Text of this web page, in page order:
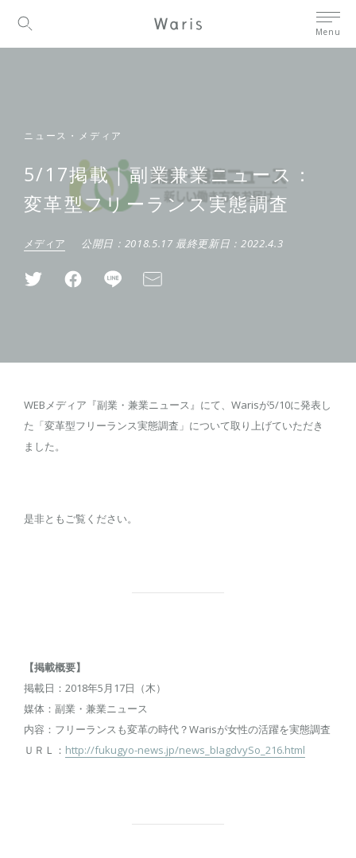
Menu
ニュース・メディア
5/17掲載｜副業兼業ニュース：
変革型フリーランス実態調査
メディア 公開日： 2018.5.17 最終更新日：2022.4.3
WEBメディア『副業・兼業ニュース』にて、Warisが5/10に発表し
た「変革型フリーランス実態調査」について取り上げていただき
ました。
是非ともご覧ください。
【掲載概要】
掲載日：2018年5月17日（木）
媒体：副業・兼業ニュース
内容：フリーランスも変革の時代？Warisが女性の活躍を実態調査
ＵＲＬ： http://fukugyo-news.jp/news_bIagdvySo_216.html